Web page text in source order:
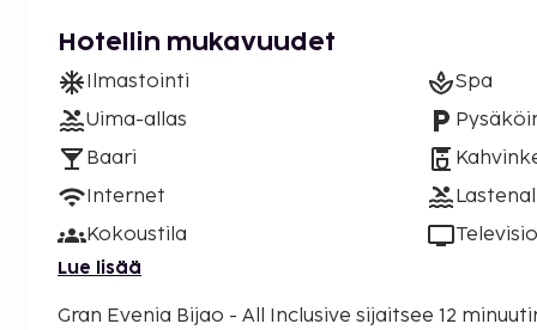
Hotellin mukavuudet
Ilmastointi
Uima-allas
Baari
Internet
Kokoustila
Spa
Televisio
Lue lisää
Gran Evenia Bijao - All Inclusive sijaitsee 12